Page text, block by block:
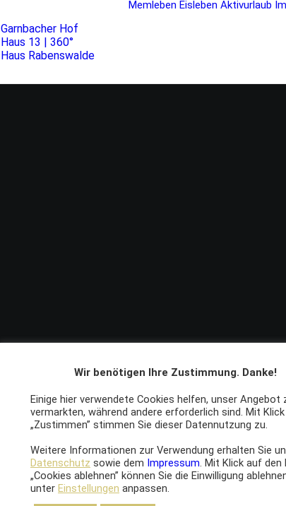
Garnbacher Hof
Haus 13 | 360°
Haus Rabenswalde
Memleben Eisleben Aktivurlaub
I
Wir benötigen Ihre Zustimmung. Danke!
Einige hier verwendete Cookies helfen, unser Angebot
vermarkten, während andere erforderlich sind. Mit
„Zustimmen” stimmen Sie dieser Datennutzung zu.
Weitere Informationen zur Verwendung erhalten Sie
Datenschutz sowie dem Impressum . Mit Klick auf den
„Cookies ablehnen” können Sie die Einwilligung
unter Einstellungen anpassen.